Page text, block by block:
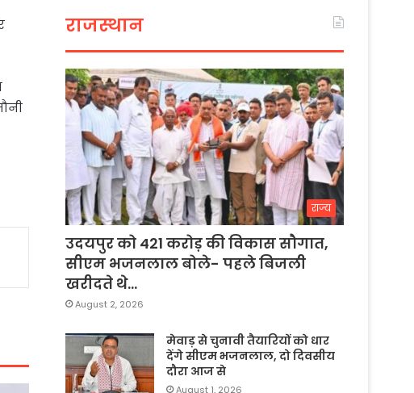
राजस्थान
राज्य
उदयपुर को 421 करोड़ की विकास सौगात,
सीएम भजनलाल बोले- पहले बिजली
खरीदते थे…
August 2, 2026
मेवाड़ से चुनावी तैयारियों को धार
देंगे सीएम भजनलाल, दो दिवसीय
दौरा आज से
August 1, 2026